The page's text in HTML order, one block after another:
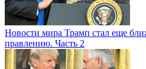
Новости мира Трамп стал еще
правлению. Часть 2